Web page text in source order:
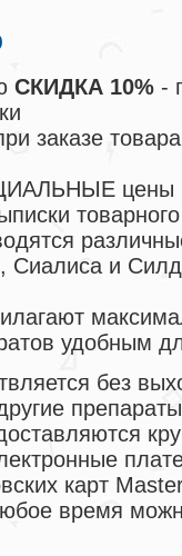
СКИДКА 10% -
заказе
цены
Сиалиса и
удобным
без
карт
время